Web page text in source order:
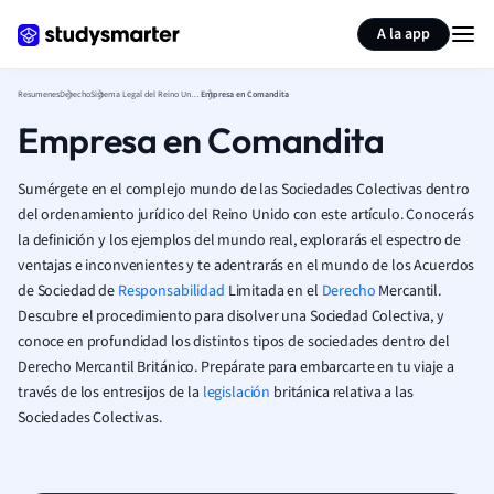
A la app
ResumenesDerecho Sistema Legal del Reino UnidoEmpresa en Comandita
Empresa en Comandita
Sumérgete en el complejo mundo de las Sociedades Colectivas dentro
del ordenamiento jurídico del Reino Unido con este artículo. Conocerás
la definición y los ejemplos del mundo real, explorarás el espectro de
ventajas e inconvenientes y te adentrarás en el mundo de los Acuerdos
de Sociedad de Responsabilidad Limitada en el Derecho Mercantil.
Descubre el procedimiento para disolver una Sociedad Colectiva, y
conoce en profundidad los distintos tipos de sociedades dentro del
Derecho Mercantil Británico. Prepárate para embarcarte en tu viaje a
través de los entresijos de la legislación británica relativa a las
Sociedades Colectivas.
Resumir página